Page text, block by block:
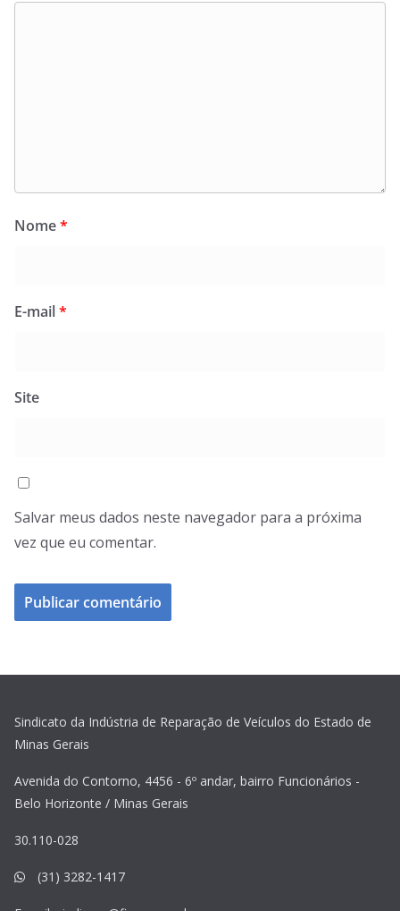
Nome*
E-mail*
Site
Salvar meus dados neste navegador para a próxima
vez que eu comentar.
Sindicato da Indústria de Reparação de Veículos do Estado de
Minas Gerais
Avenida do Contorno, 4456 - 6º andar, bairro Funcionários -
Belo Horizonte / Minas Gerais
30.110-028
(31) 3282-1417